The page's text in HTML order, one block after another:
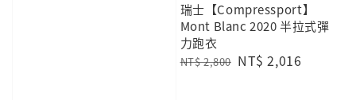
瑞士【Compressport】
Mont Blanc 2020 半拉式彈
力跑衣
Regular
NT$ 2,800 Sale
NT$ 2,016